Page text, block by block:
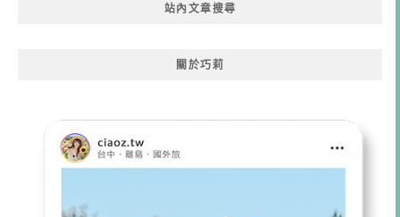
站內文章搜尋
關於巧莉